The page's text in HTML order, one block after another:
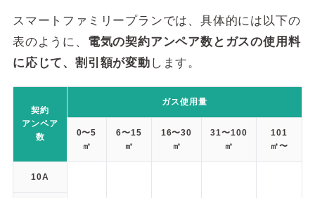
ポイント還元
ポイントプログラムあり
※九電オリジナルポイント「Qピコ」、アプリで
口座振替
振込用紙
スマートファミリープランでは、具体的には以下の
表のように、 電気の契約アンペア数とガスの使用料
に応じて、割引額が変動 します。
契約
アンペア
数
ガス使用量
0〜5
㎥
6〜15
㎥
16〜30
㎥
31〜100
㎥
101
㎥〜
10A